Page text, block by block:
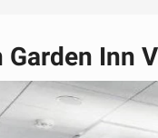
Garden Inn